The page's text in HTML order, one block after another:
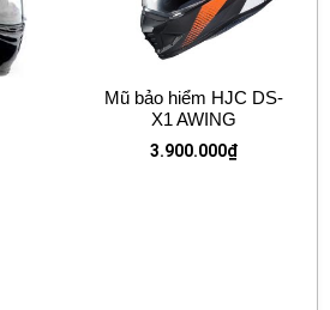
Mũ bảo hiểm HJC DS-
X1 AWING
3.900.000₫